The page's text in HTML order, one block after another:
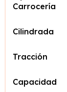
Carrocería
Cilindrada
Tracción
Capacidad